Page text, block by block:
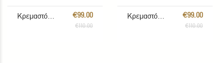
€99.00
€110.00
€99.00
€110.00